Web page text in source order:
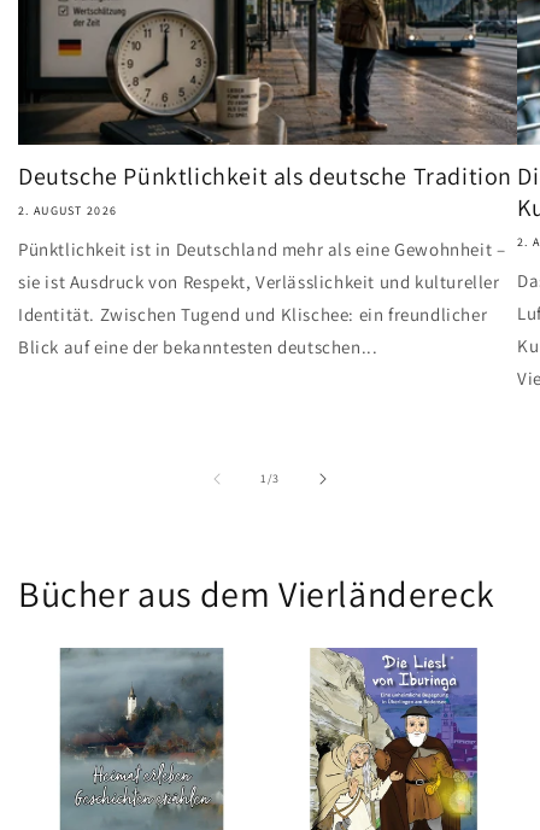
Deutsche Pünktlichkeit als deutsche Tradition
2. AUGUST 2026
Pünktlichkeit ist in Deutschland mehr als eine Gewohnheit –
sie ist Ausdruck von Respekt, Verlässlichkeit und kultureller
Identität. Zwischen Tugend und Klischee: ein freundlicher
Blick auf eine der bekanntesten deutschen...
2.
1/von
3
Bücher aus dem Vierländereck